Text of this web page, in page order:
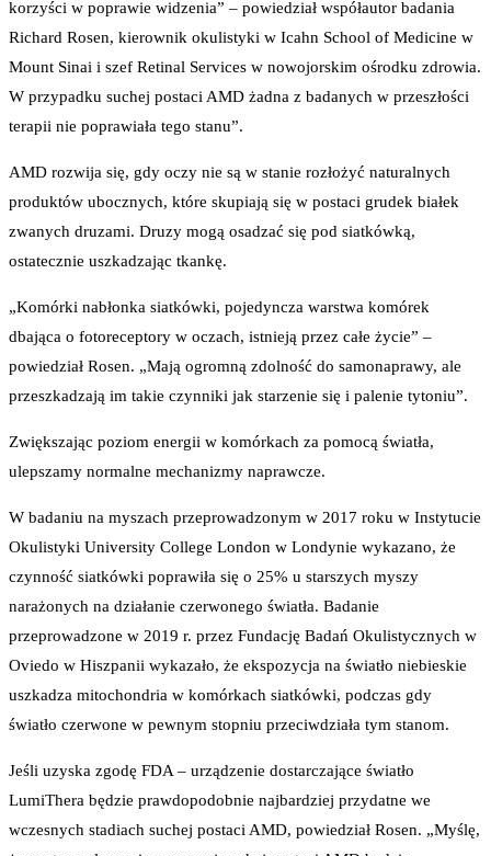
korzyści w poprawie widzenia” – powiedział współautor badania
Richard Rosen, kierownik okulistyki w Icahn School of Medicine w
Mount Sinai i szef Retinal Services w nowojorskim ośrodku zdrowia.
W przypadku suchej postaci AMD żadna z badanych w przeszłości
terapii nie poprawiała tego stanu”.
AMD rozwija się, gdy oczy nie są w stanie rozłożyć naturalnych
produktów ubocznych, które skupiają się w postaci grudek białek
zwanych druzami. Druzy mogą osadzać się pod siatkówką,
ostatecznie uszkadzając tkankę.
„Komórki nabłonka siatkówki, pojedyncza warstwa komórek
dbająca o fotoreceptory w oczach, istnieją przez całe życie” –
powiedział Rosen. „Mają ogromną zdolność do samonaprawy, ale
przeszkadzają im takie czynniki jak starzenie się i palenie tytoniu”.
Zwiększając poziom energii w komórkach za pomocą światła,
ulepszamy normalne mechanizmy naprawcze.
W badaniu na myszach przeprowadzonym w 2017 roku w Instytucie
Okulistyki University College London w Londynie wykazano, że
czynność siatkówki poprawiła się o 25% u starszych myszy
narażonych na działanie czerwonego światła. Badanie
przeprowadzone w 2019 r. przez Fundację Badań Okulistycznych w
Oviedo w Hiszpanii wykazało, że ekspozycja na światło niebieskie
uszkadza mitochondria w komórkach siatkówki, podczas gdy
światło czerwone w pewnym stopniu przeciwdziała tym stanom.
Jeśli uzyska zgodę FDA – urządzenie dostarczające światło
LumiThera będzie prawdopodobnie najbardziej przydatne we
wczesnych stadiach suchej postaci AMD, powiedział Rosen. „Myślę,